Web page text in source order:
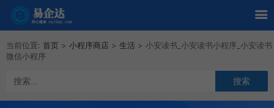
当前位置: 首页 > 小程序商店 > 生活 > 小安读书_小安读书小程序_小安读书
微信小程序